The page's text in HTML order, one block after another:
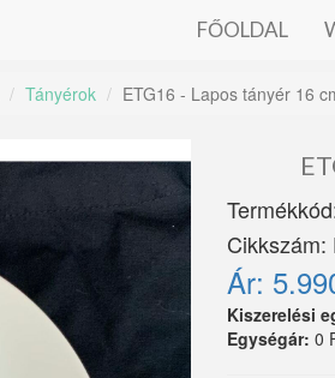
FŐOLDAL
Tányérok ETG16 - Lapos tányér 16
Cikkszám:
Ár:
Kiszerelési
Egységár: 0